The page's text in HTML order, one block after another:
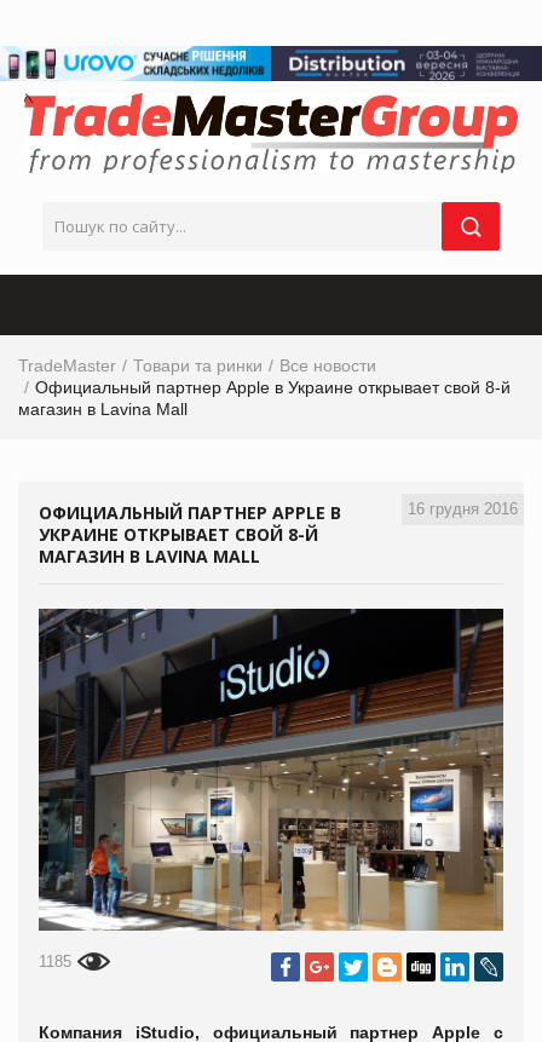
TradeMaster Товари та ринки
Все новости
Официальный партнер Apple в Украине открывает свой 8-й
магазин в Lavina Mall
16 грудня 2016
ОФИЦИАЛЬНЫЙ ПАРТНЕР APPLE В
УКРАИНЕ ОТКРЫВАЕТ СВОЙ 8-Й
МАГАЗИН В LAVINA MALL
1185
Компания iStudio, официальный партнер Apple c